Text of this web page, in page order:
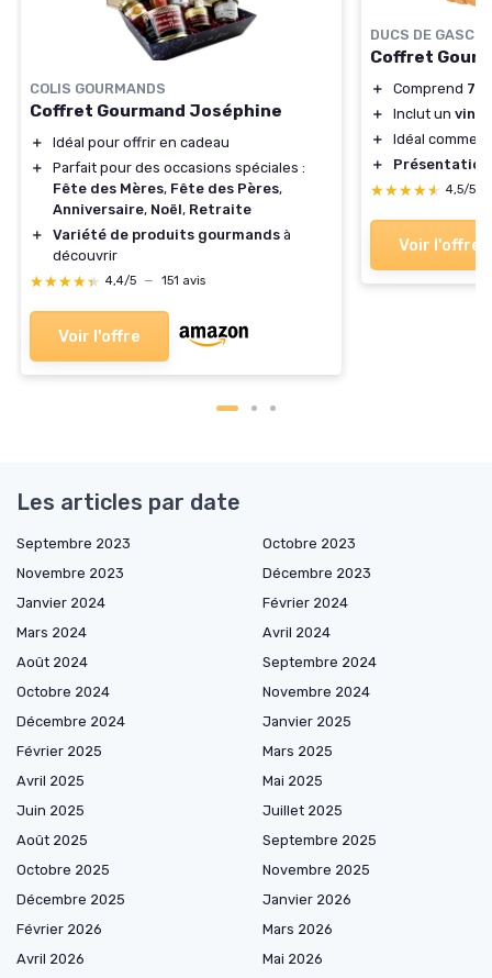
COLIS GOURMANDS
Coffret Gourmand Joséphine
＋
Idéal pour offrir en cadeau
＋
Parfait pour des occasions spéciales :
Fête des Mères, Fête des Pères,
Anniversaire, Noël, Retraite
＋
Variété de produits gourmands à
découvrir
★★★★★
★★★★★ 4,4/5 — 151 avis
Voir l'offre
DUCS DE
Coffret
＋ Comprend 7
＋
Inclut un vin
＋
Idéal comme
＋
★★★★★
★★★★★ 4,5/5
Voir l'offre
Les articles par date
Septembre 2023
Octobre 2023
Novembre 2023
Décembre 2023
Janvier 2024
Février 2024
Mars 2024
Avril 2024
Août 2024
Septembre 2024
Octobre 2024
Novembre 2024
Décembre 2024
Janvier 2025
Février 2025
Mars 2025
Avril 2025
Mai 2025
Juin 2025
Juillet 2025
Août 2025
Septembre 2025
Octobre 2025
Novembre 2025
Décembre 2025
Janvier 2026
Février 2026
Mars 2026
Avril 2026
Mai 2026